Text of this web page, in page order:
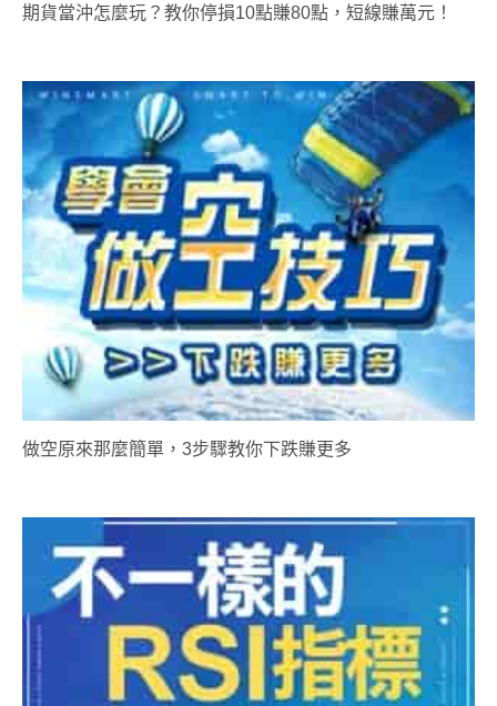
期貨當沖怎麼玩？教你停損10點賺80點，短線賺萬元！
做空原來那麼簡單，3步驟教你下跌賺更多